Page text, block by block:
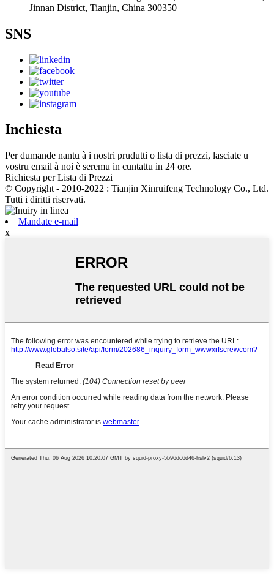
Jinnan District, Tianjin, China 300350
SNS
Inchiesta
Per dumande nantu à i nostri prudutti o lista di prezzi, lasciate u
vostru email à noi è seremu in cuntattu in 24 ore.
Richiesta per Lista di Prezzi
© Copyright - 2010-2022 : Tianjin Xinruifeng Technology Co., Ltd.
Tutti i diritti riservati.
Mandate e-mail
x